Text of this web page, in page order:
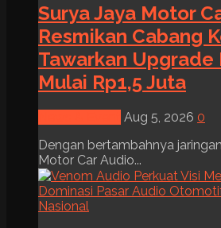
Surya Jaya Motor
Resmikan Cabang
Tawarkan
Mulai Rp1,5 Juta
Aug 5, 2026 0
Dengan bertambahnya
Motor Car Audio...